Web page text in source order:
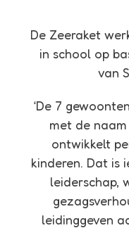
De Zeeraket
in school op
van
‘De 7
met de naam
ontwikkelt
kinderen. Dat is
leiderschap,
leidinggeven